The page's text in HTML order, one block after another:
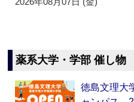
薬系大学・学部 催し物
徳島文理